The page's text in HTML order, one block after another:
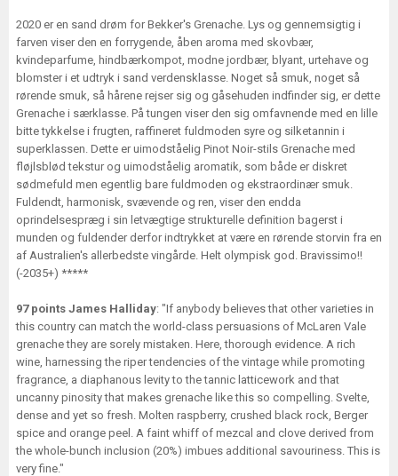
2020 er en sand drøm for Bekker's Grenache. Lys og gennemsigtig i
farven viser den en forrygende, åben aroma med skovbær,
kvindeparfume, hindbærkompot, modne jordbær, blyant, urtehave og
blomster i et udtryk i sand verdensklasse. Noget så smuk, noget så
rørende smuk, så hårene rejser sig og gåsehuden indfinder sig, er dette
Grenache i særklasse. På tungen viser den sig omfavnende med en lille
bitte tykkelse i frugten, raffineret fuldmoden syre og silketannin i
superklassen. Dette er uimodståelig Pinot Noir-stils Grenache med
fløjlsblød tekstur og uimodståelig aromatik, som både er diskret
sødmefuld men egentlig bare fuldmoden og ekstraordinær smuk.
Fuldendt, harmonisk, svævende og ren, viser den endda
oprindelsespræg i sin letvægtige strukturelle definition bagerst i
munden og fuldender derfor indtrykket at være en rørende storvin fra en
af Australien's allerbedste vingårde. Helt olympisk god. Bravissimo!!
(-2035+) *****
97 points James Halliday: "If anybody believes that other varieties in
this country can match the world-class persuasions of McLaren Vale
grenache they are sorely mistaken. Here, thorough evidence. A rich
wine, harnessing the riper tendencies of the vintage while promoting
fragrance, a diaphanous levity to the tannic latticework and that
uncanny pinosity that makes grenache like this so compelling. Svelte,
dense and yet so fresh. Molten raspberry, crushed black rock, Berger
spice and orange peel. A faint whiff of mezcal and clove derived from
the whole-bunch inclusion (20%) imbues additional savouriness. This is
very fine."